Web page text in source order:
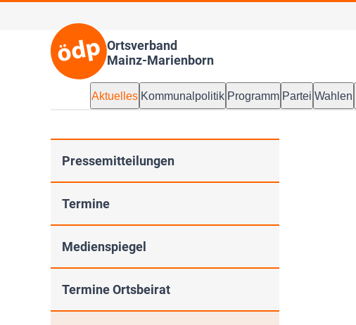
Ortsverband
Mainz-Marienborn
Aktuelles Kommunalpolitik Programm Partei Wahlen
Pressemitteilungen
Termine
Medienspiegel
Termine Ortsbeirat